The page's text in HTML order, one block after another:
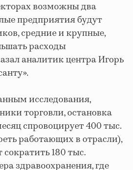
возможны два
предприятия будут
средние и крупные,
расходы
аналитик центра Игорь
исследования,
торговли, остановка
спровоцирует 400 тыс.
работающих в отрасли),
сократить 180 тыс.
здравоохранения, где